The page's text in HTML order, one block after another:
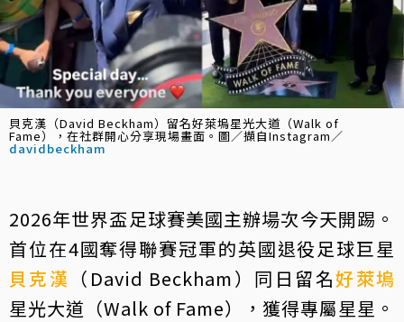
貝克漢（David Beckham）留名好萊塢星光大道（Walk of
Fame），在社群開心分享現場畫面。圖／擷自Instagram／
davidbeckham
2026年世界盃足球賽美國主辦場次今天開踢。
首位在4國奪得聯賽冠軍的英國退役足球巨星
貝克漢 （David Beckham）同日留名好萊塢
星光大道（Walk of Fame），獲得專屬星星。